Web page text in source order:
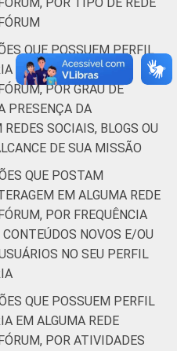
QUE POSSUEM PERFIL
EM ALGUMA REDE
POR GRAU DE
PRESENÇA DA
SOCIAIS, BLOGS OU
DE SUA MISSÃO
QUE POSTAM
EM ALGUMA REDE
POR FREQUÊNCIA
NOVOS E/OU
NO SEU PERFIL
QUE POSSUEM PERFIL
EM ALGUMA REDE
POR ATIVIDADES